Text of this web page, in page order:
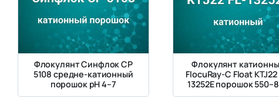
Флокулянт Синфлок CP
5108 средне-катионный
порошок рН 4–7
Флокулянт
FlocuRay-C Float KTJ22
13252E порошок
кг/м³